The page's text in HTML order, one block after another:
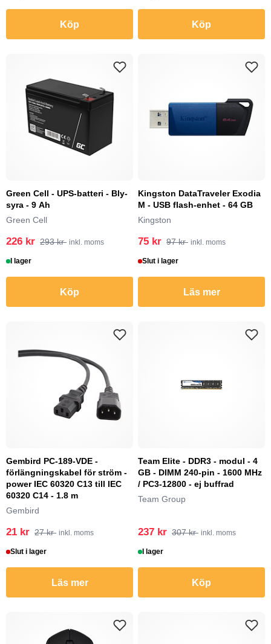
Köp Köp
Green Cell - UPS-batteri - Bly-
syra - 9 Ah
Green Cell
226 kr 293 kr inkl. moms
I lager
Köp
Kingston DataTraveler Exodia
M - USB flash-enhet - 64 GB
Kingston
75 kr 97 kr inkl. moms
Slut i lager
Läs mer
Gembird PC-189-VDE -
förlängningskabel för ström -
power IEC 60320 C13 till IEC
60320 C14 - 1.8 m
Gembird
21 kr 27 kr inkl. moms
Slut i lager
Läs mer
Team Elite - DDR3 - modul - 4
GB - DIMM 240-pin - 1600 MHz
/ PC3-12800 - ej buffrad
Team Group
237 kr 307 kr inkl. moms
I lager
Köp